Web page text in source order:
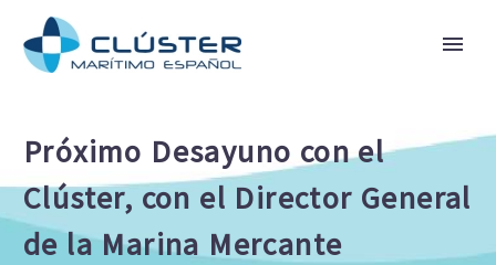
Próximo Desayuno con el
Clúster, con el Director General
de la Marina Mercante